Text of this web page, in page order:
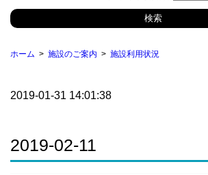
ホーム 施設のご案内 施設利用状況
2019-01-31 14:01:38
2019-02-11